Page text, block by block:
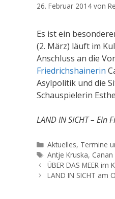
26. Februar 2014 von
Es ist ein
(2. März) läuft im
Anschluss an die
Friedrichshainerin
Asylpolitik und die
Schauspielerin
LAND IN SICHT – Ein
Kategorien
Aktuelles, Termine
Schlagwörter
Antje Kruska,
ÜBER DAS MEER im
LAND IN SICHT am